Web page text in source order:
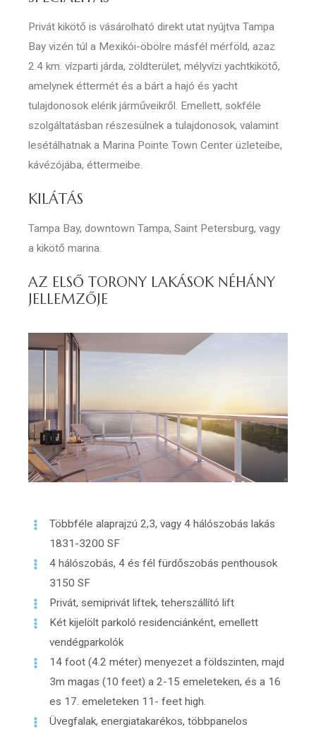
Privát kikötő is vásárolható direkt utat nyújtva Tampa
Bay vizén túl a Mexikói-öbölre másfél mérföld, azaz
2.4 km. vízparti járda, zöldterület, mélyvízi yachtkikötő,
amelynek éttermét és a bárt a hajó és yacht
tulajdonosok elérik járműveikről. Emellett, sokféle
szolgáltatásban részesülnek a tulajdonosok, valamint
lesétálhatnak a Marina Pointe Town Center üzleteibe,
kávézójába, éttermeibe.
KILÁTÁS
Tampa Bay, downtown Tampa, Saint Petersburg, vagy
a kikötő marina.
AZ ELSŐ TORONY LAKÁSOK NÉHÁNY
JELLEMZŐJE
Többféle alaprajzú 2,3, vagy 4 hálószobás lakás
1831-3200 SF
4 hálószobás, 4 és fél fürdőszobás penthousok
3150 SF
Privát, semiprivát liftek, teherszállító lift
Két kijelölt parkoló residenciánként, emellett
vendégparkolók
14 foot (4.2 méter) menyezet a földszinten, majd
3m magas (10 feet) a 2-15 emeleteken, és a 16
es 17. emeleteken 11- feet high.
Üvegfalak, energiatakarékos, többpanelos